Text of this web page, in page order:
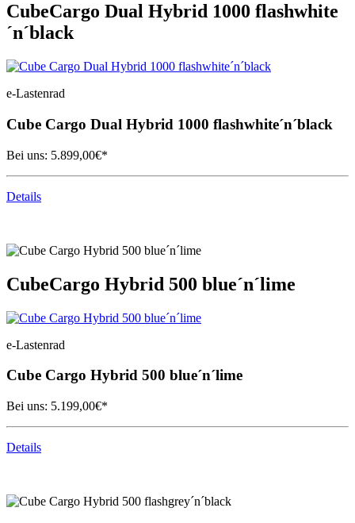
CubeCargo Dual Hybrid 1000 flashwhite
´n´black
e-Lastenrad
Cube Cargo Dual Hybrid 1000 flashwhite´n´black
Bei uns: 5.899,00€*
Details
CubeCargo Hybrid 500 blue´n´lime
e-Lastenrad
Cube Cargo Hybrid 500 blue´n´lime
Bei uns: 5.199,00€*
Details